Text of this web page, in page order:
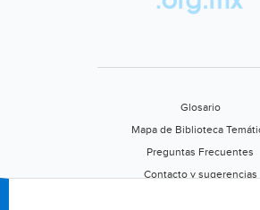
Glosario
Mapa de Biblioteca
Preguntas Frecuentes
Contacto y sugerencias